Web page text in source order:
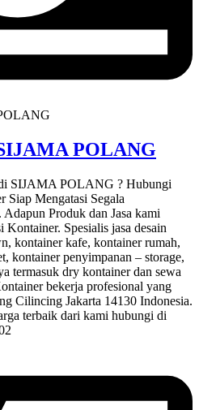
POLANG
SIJAMA POLANG ? Hubungi
Siap Mengatasi Segala
Produk dan Jasa kami
Spesialis jasa desain
kontainer kafe, kontainer rumah,
kontainer penyimpanan – storage,
termasuk dry kontainer dan sewa
bekerja profesional yang
Cilincing Jakarta 14130 Indonesia.
terbaik dari kami hubungi di